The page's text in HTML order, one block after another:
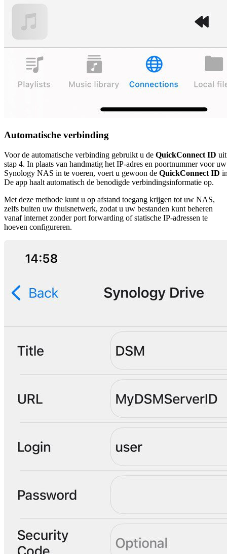
Automatische verbinding
Voor de automatische verbinding gebruikt u de QuickConnect ID uit
stap 4. In plaats van handmatig het IP-adres en poortnummer voor uw
Synology NAS in te voeren, voert u gewoon de QuickConnect ID
De app haalt automatisch de benodigde verbindingsinformatie op.
Met deze methode kunt u op afstand toegang krijgen tot uw NAS,
zelfs buiten uw thuisnetwerk, zodat u uw bestanden kunt beheren
vanaf internet zonder port forwarding of statische IP-adressen te
hoeven configureren.